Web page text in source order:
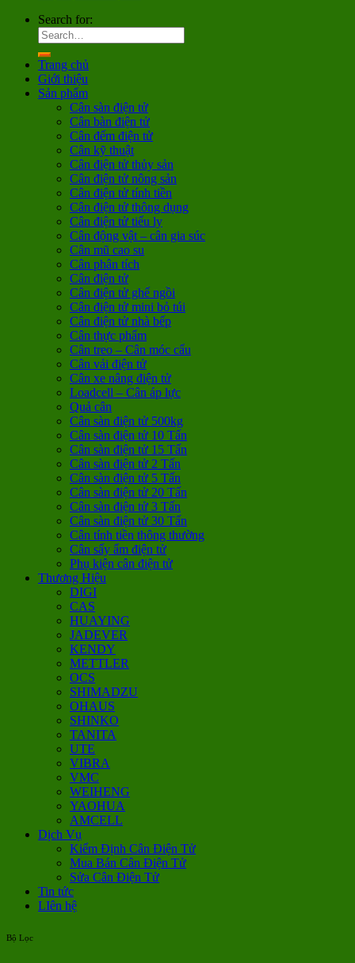
Search for:
Trang chủ
Giới thiệu
Sản phẩm
Cân sàn điện tử
Cân bàn điện tử
Cân đếm điện tử
Cân kỹ thuật
Cân điện tử thủy sản
Cân điện tử nông sản
Cân điện tử tính tiền
Cân điện tử thông dụng
Cân điện tử tiểu ly
Cân động vật – cân gia súc
Cân mũ cao su
Cân phân tích
Cân điện tử
Cân điện tử ghế ngồi
Cân điện tử mini bỏ túi
Cân điện tử nhà bếp
Cân thực phẩm
Cân treo – Cân móc cẩu
Cân vải điện tử
Cân xe nâng điện tử
Loadcell – Cân áp lực
Quả cân
Cân sàn điện tử 500kg
Cân sàn điện tử 10 Tấn
Cân sàn điện tử 15 Tấn
Cân sàn điện tử 2 Tấn
Cân sàn điện tử 5 Tấn
Cân sàn điện tử 20 Tấn
Cân sàn điện tử 3 Tấn
Cân sàn điện tử 30 Tấn
Cân tính tiền thông thường
Cân sấy ẩm điện tử
Phụ kiện cân điện tử
Thương Hiệu
DIGI
CAS
HUAYING
JADEVER
KENDY
METTLER
OCS
SHIMADZU
OHAUS
SHINKO
TANITA
UTE
VIBRA
VMC
WEIHENG
YAOHUA
AMCELL
Dịch Vụ
Kiểm Định Cân Điện Tử
Mua Bán Cân Điện Tử
Sửa Cân Điện Tử
Tin tức
LIên hệ
Bộ Lọc